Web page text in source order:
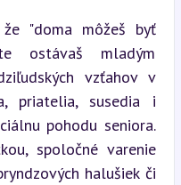
"doma môžeš byť
ostávaš mladým
vzťahov v
priatelia, susedia i
pohodu seniora.
spoločné varenie
halušiek či